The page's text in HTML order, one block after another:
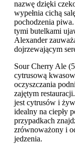
nazwę dzięki
wypełnia cichą
pochodzenia
tymi butelkami
Alexander
dojrzewającym
Sour Cherry Ale
cytrusową
oczyszczania
zajętym
jest cytrusów i
idealny na ciepły
przypadkach
zrównoważony i
jedzenia.